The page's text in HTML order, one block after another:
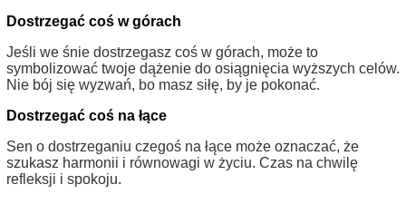
Dostrzegać coś w górach
Jeśli we śnie dostrzegasz coś w górach, może to
symbolizować twoje dążenie do osiągnięcia wyższych celów.
Nie bój się wyzwań, bo masz siłę, by je pokonać.
Dostrzegać coś na łące
Sen o dostrzeganiu czegoś na łące może oznaczać, że
szukasz harmonii i równowagi w życiu. Czas na chwilę
refleksji i spokoju.